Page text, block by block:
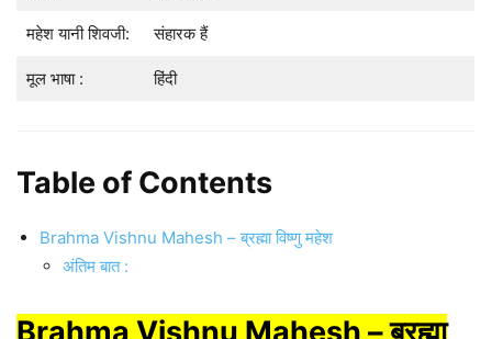
महेश यानी शिवजी: संहारक हैं
मूल भाषा : हिंदी
Table of Contents
Brahma Vishnu Mahesh – ब्रह्मा विष्णु महेश
अंतिम बात :